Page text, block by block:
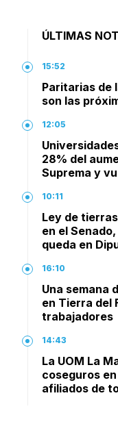
ÚLTIMAS
15:52
Paritarias de
son las
12:05
28% del
Suprema y
10:11
Ley de
en el
queda en
16:10
Una semana
en Tierra del
trabajadores
14:43
La UOM La
coseguros
afiliados de